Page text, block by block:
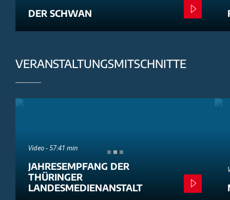
DER SCHWAN
VERANSTALTUNGSMITSCHNITTE
Video - 57:41 min
JAHRESEMPFANG DER
THÜRINGER
LANDESMEDIENANSTALT